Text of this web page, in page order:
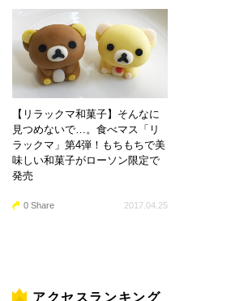
【リラックマ和菓子】そんなに
見つめないで…。食べマス「リ
ラックマ」第4弾！もちもちで美
味しい和菓子がローソン限定で
発売
0 Share 2017.04.25
アクセスランキング